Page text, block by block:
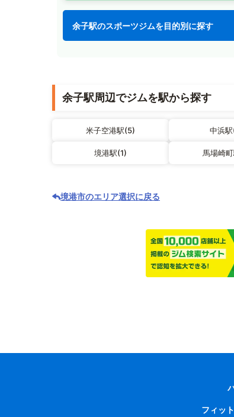
余子駅のスポーツジムを目的別に探す
余子駅周辺でジムを駅から探す
米子空港駅(5) 中浜
境港駅(1) 馬場崎
境港市のエリア選択に戻る
フィッ